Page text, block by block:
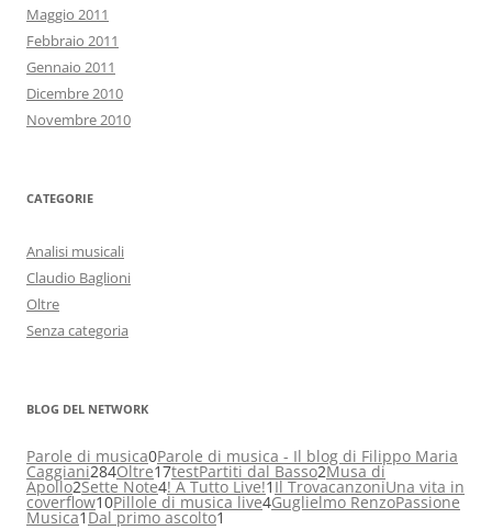
Maggio 2011
Febbraio 2011
Gennaio 2011
Dicembre 2010
Novembre 2010
CATEGORIE
Analisi musicali
Claudio Baglioni
Oltre
Senza categoria
BLOG DEL NETWORK
Parole di musica0Parole di musica - Il blog di Filippo Maria
Caggiani284Oltre17testPartiti dal Basso2Musa di
Apollo2Sette Note4! A Tutto Live!1 Il TrovacanzoniUna vita in
coverflow10Pillole di musica live4Guglielmo RenzoPassione
Musica1 Dal primo ascolto1